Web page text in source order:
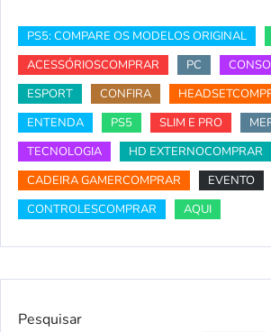
PS5: COMPARE OS MODELOS ORIGINAL
ACESSÓRIOSCOMPRAR
PC
ESPORT
CONFIRA
ENTENDA
PS5 SLIM E PRO
TECNOLOGIA
HD EXTERNOCOMPRAR
CADEIRA GAMERCOMPRAR
EVENTO
CONTROLESCOMPRAR
AQUI
Pesquisar